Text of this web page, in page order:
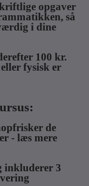
opgaver
så
i dine
100 kr.
fysisk er
de
- læs mere
inkluderer 3